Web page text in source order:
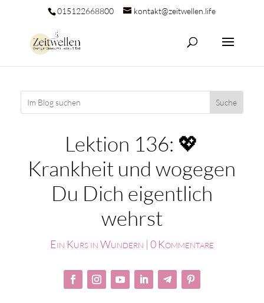
015122668800 kontakt@zeitwellen.life
Lektion 136: 💖
Krankheit und wogegen
Du Dich eigentlich
wehrst
Ein Kurs in Wundern | 0 Kommentare